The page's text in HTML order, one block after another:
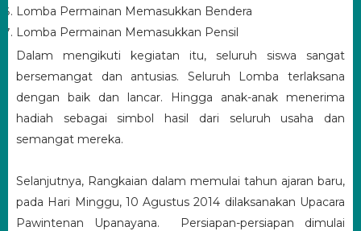
Lomba Permainan Memasukkan Bendera
Lomba Permainan Memasukkan Pensil
Dalam mengikuti kegiatan itu, seluruh siswa sangat
bersemangat dan antusias. Seluruh Lomba terlaksana
dengan baik dan lancar. Hingga anak-anak menerima
hadiah sebagai simbol hasil dari seluruh usaha dan
semangat mereka.
Selanjutnya, Rangkaian dalam memulai tahun ajaran baru,
pada Hari Minggu, 10 Agustus 2014 dilaksanakan Upacara
Pawintenan Upanayana. Persiapan-persiapan dimulai